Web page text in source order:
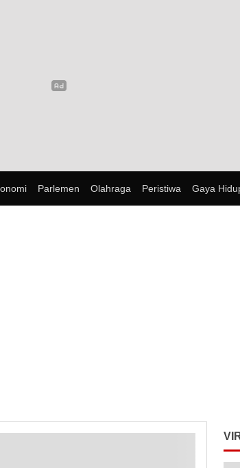
Parlemen Olahraga Peristiwa Gaya